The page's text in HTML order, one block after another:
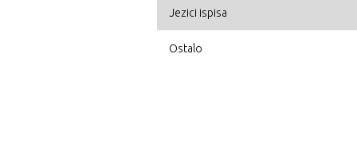
Jezici ispisa
Ostalo